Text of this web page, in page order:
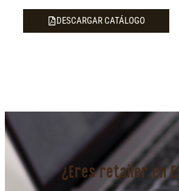
DESCARGAR CATÁLOGO
¿Eres retailer en